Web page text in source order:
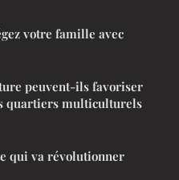
votre famille avec
peuvent-ils favoriser
quartiers multiculturels
qui va révolutionner